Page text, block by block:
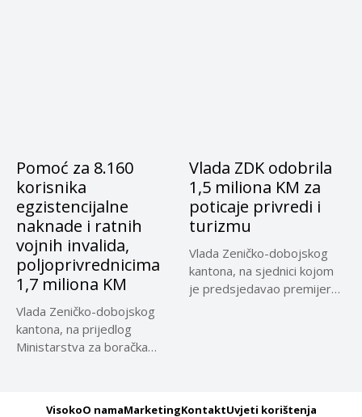
Pomoć za 8.160
korisnika
egzistencijalne
naknade i ratnih
vojnih invalida,
poljoprivrednicima
1,7 miliona KM
Vlada Zeničko-dobojskog
kantona, na prijedlog
Ministarstva za boračka
Vlada ZDK odobrila
1,5 miliona KM za
poticaje privredi i
turizmu
Vlada Zeničko-dobojskog
kantona, na sjednici kojom
je predsjedavao premijer
VisokoO namaMarketingKontaktUvjeti korištenja